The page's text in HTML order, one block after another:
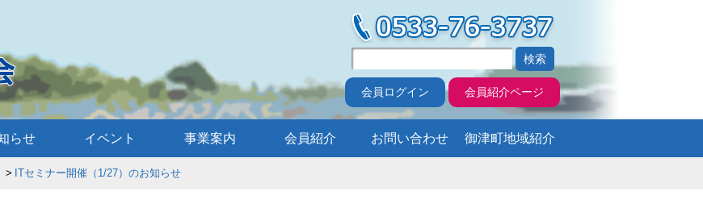
会員ログイン 会員紹介ページ
らせ イベント 事業案内 会員紹介 お問い合わせ 御津町地域紹介
ITセミナー開催（1/27）のお知らせ